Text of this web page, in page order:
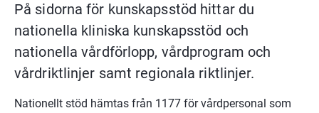
På sidorna för kunskapsstöd hittar du
nationella kliniska kunskapsstöd och
nationella vårdförlopp, vårdprogram och
vårdriktlinjer samt regionala riktlinjer.
Nationellt stöd hämtas från 1177 för vårdpersonal som